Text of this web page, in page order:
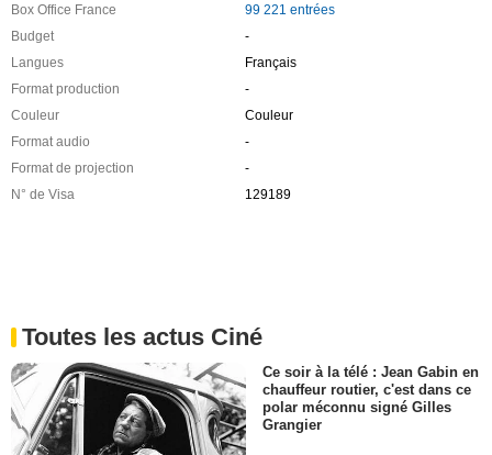
Box Office France
99 221 entrées
Budget
-
Langues
Français
Format production
-
Couleur
Couleur
Format audio
-
Format de projection
-
N° de Visa
129189
Toutes les actus Ciné
Ce soir à la télé : Jean Gabin en
chauffeur routier, c'est dans ce
polar méconnu signé Gilles
Grangier